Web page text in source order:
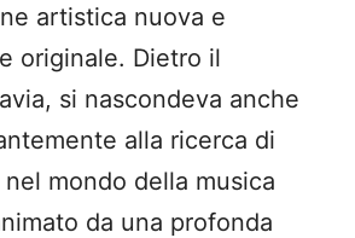
artistica nuova e
originale. Dietro il
si nascondeva anche
alla ricerca di
mondo della musica
da una profonda